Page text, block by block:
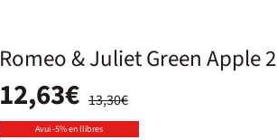
Romeo & Juliet Green Apple 2
13,30€
12,63€
Avui -5% en llibres